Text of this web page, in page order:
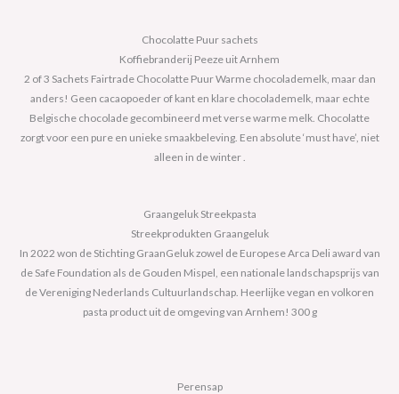
Chocolatte Puur sachets
Koffiebranderij Peeze uit Arnhem
2 of 3 Sachets Fairtrade Chocolatte Puur Warme chocolademelk, maar dan
anders! Geen cacaopoeder of kant en klare chocolademelk, maar echte
Belgische chocolade gecombineerd met verse warme melk. Chocolatte
zorgt voor een pure en unieke smaakbeleving. Een absolute ‘must have’, niet
alleen in de winter .
Graangeluk Streekpasta
Streekprodukten Graangeluk
In 2022 won de Stichting GraanGeluk zowel de Europese Arca Deli award van
de Safe Foundation als de Gouden Mispel, een nationale landschapsprijs van
de Vereniging Nederlands Cultuurlandschap. Heerlijke vegan en volkoren
pasta product uit de omgeving van Arnhem! 300 g
Perensap